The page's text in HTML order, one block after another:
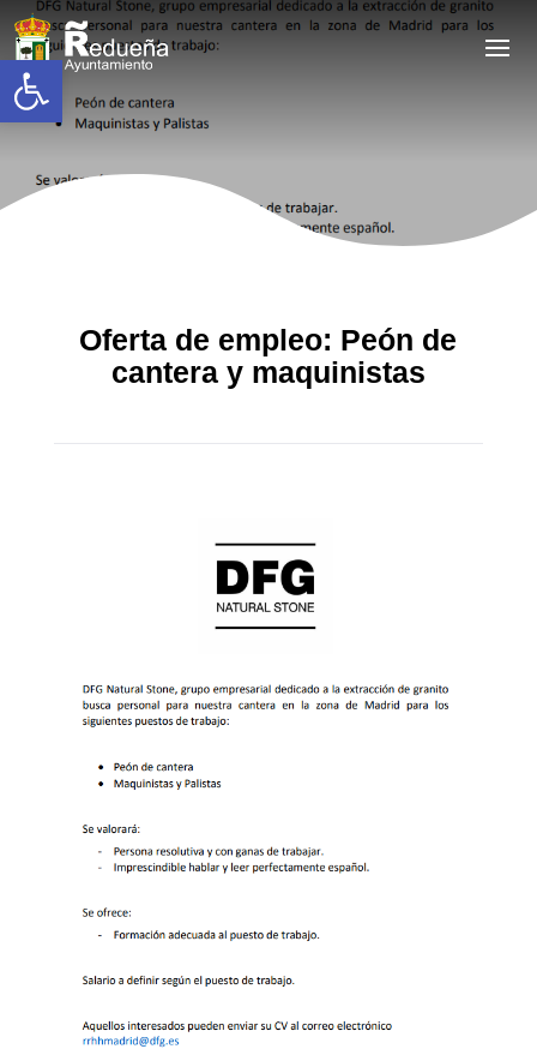
Abrir barra de herramientas
Oferta de empleo: Peón de
cantera y maquinistas